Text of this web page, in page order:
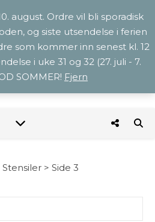
Stensiler > Side 3
august. Ordre vil bli sporadisk
og siste utsendelse i ferien
som kommer inn senest kl. 12
i uke 31 og 32 (27. juli - 7.
SOMMER! Fjern